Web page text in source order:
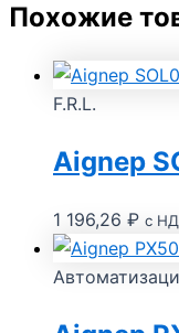
Похожие
F.R.L.
Aignep
1 196,26 ₽ с